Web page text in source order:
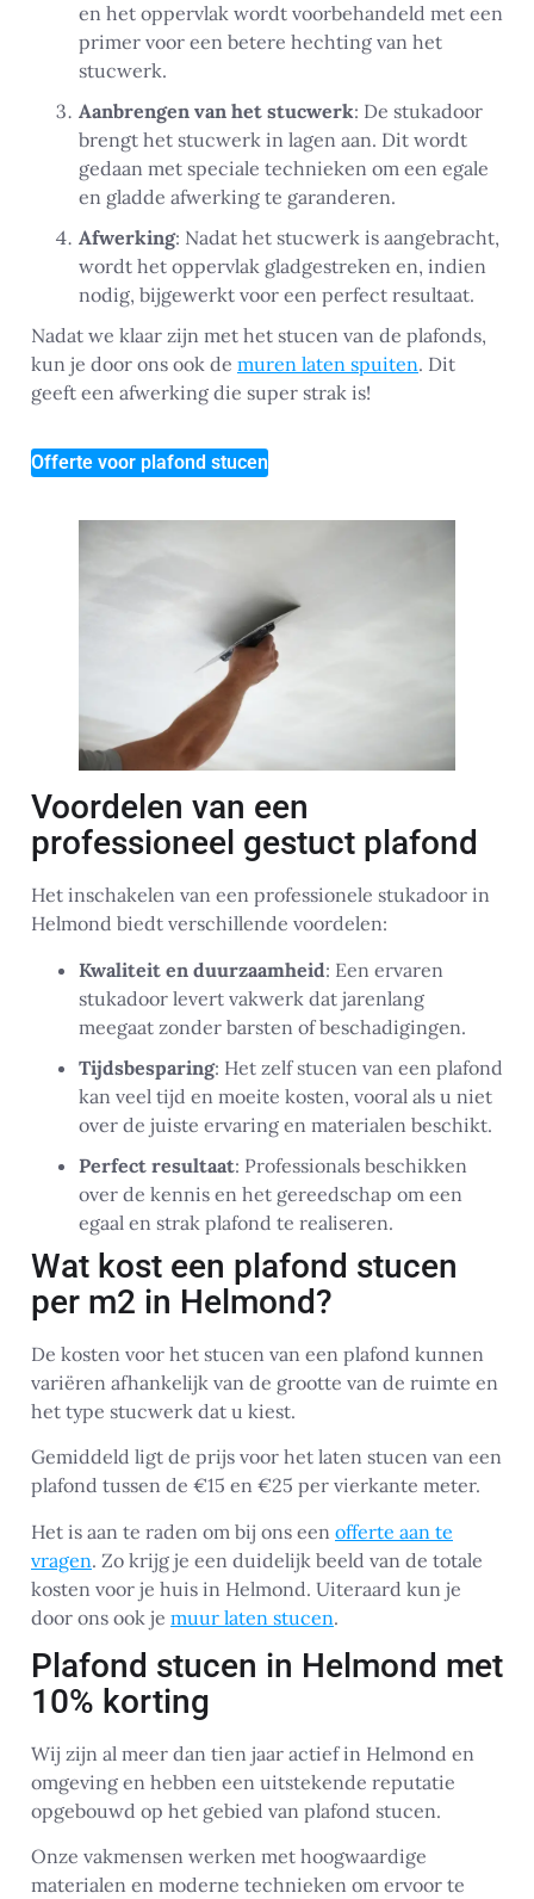
en het oppervlak wordt voorbehandeld met een
primer voor een betere hechting van het
stucwerk.
Aanbrengen van het stucwerk: De stukadoor
brengt het stucwerk in lagen aan. Dit wordt
gedaan met speciale technieken om een egale
en gladde afwerking te garanderen.
Afwerking: Nadat het stucwerk is aangebracht,
wordt het oppervlak gladgestreken en, indien
nodig, bijgewerkt voor een perfect resultaat.
Nadat we klaar zijn met het stucen van de plafonds,
kun je door ons ook de muren laten spuiten. Dit
geeft een afwerking die super strak is!
Offerte voor plafond stucen
Voordelen van een
professioneel gestuct plafond
Het inschakelen van een professionele stukadoor in
Helmond biedt verschillende voordelen:
Kwaliteit en duurzaamheid: Een ervaren
stukadoor levert vakwerk dat jarenlang
meegaat zonder barsten of beschadigingen.
Tijdsbesparing: Het zelf stucen van een plafond
kan veel tijd en moeite kosten, vooral als u niet
over de juiste ervaring en materialen beschikt.
Perfect resultaat: Professionals beschikken
over de kennis en het gereedschap om een
egaal en strak plafond te realiseren.
Wat kost een plafond stucen
per m2 in Helmond?
De kosten voor het stucen van een plafond kunnen
variëren afhankelijk van de grootte van de ruimte en
het type stucwerk dat u kiest.
Gemiddeld ligt de prijs voor het laten stucen van een
plafond tussen de €15 en €25 per vierkante meter.
Het is aan te raden om bij ons een offerte aan te
vragen. Zo krijg je een duidelijk beeld van de totale
kosten voor je huis in Helmond. Uiteraard kun je
door ons ook je muur laten stucen.
Plafond stucen in Helmond met
10% korting
Wij zijn al meer dan tien jaar actief in Helmond en
omgeving en hebben een uitstekende reputatie
opgebouwd op het gebied van plafond stucen.
Onze vakmensen werken met hoogwaardige
materialen en moderne technieken om ervoor te